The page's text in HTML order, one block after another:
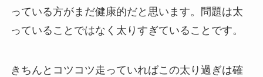
っている方がまだ健康的だと思います。問題は太
っていることではなく太りすぎていることです。
きちんとコツコツ走っていればこの太り過ぎは確